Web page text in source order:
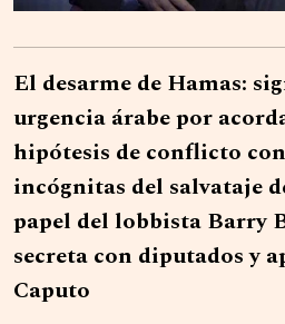
El desarme de Hamas:
urgencia árabe por
hipótesis de conflicto
incógnitas del salvataje
papel del lobbista Barry
secreta con diputados y
Caputo